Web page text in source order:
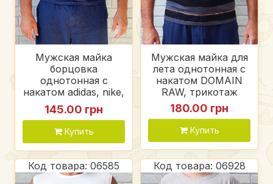
Мужская майка
борцовка
однотонная с
накатом adidas, nike,
стрейч кулир
145.00 грн
Купить
Мужская майка для
лета однотонная с
накатом DOMAIN
RAW, трикотаж
180.00 грн
Купить
Код товара: 06585 Код товара: 06928